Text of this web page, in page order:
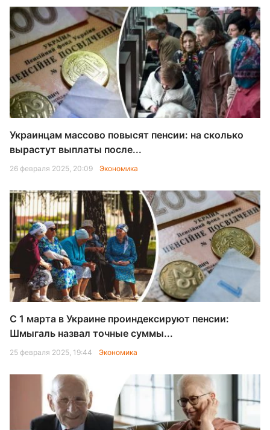
Украинцам массово повысят пенсии: на сколько
вырастут выплаты после...
26 февраля 2025, 20:09 Экономика
С 1 марта в Украине проиндексируют пенсии:
Шмыгаль назвал точные суммы...
25 февраля 2025, 19:44 Экономика